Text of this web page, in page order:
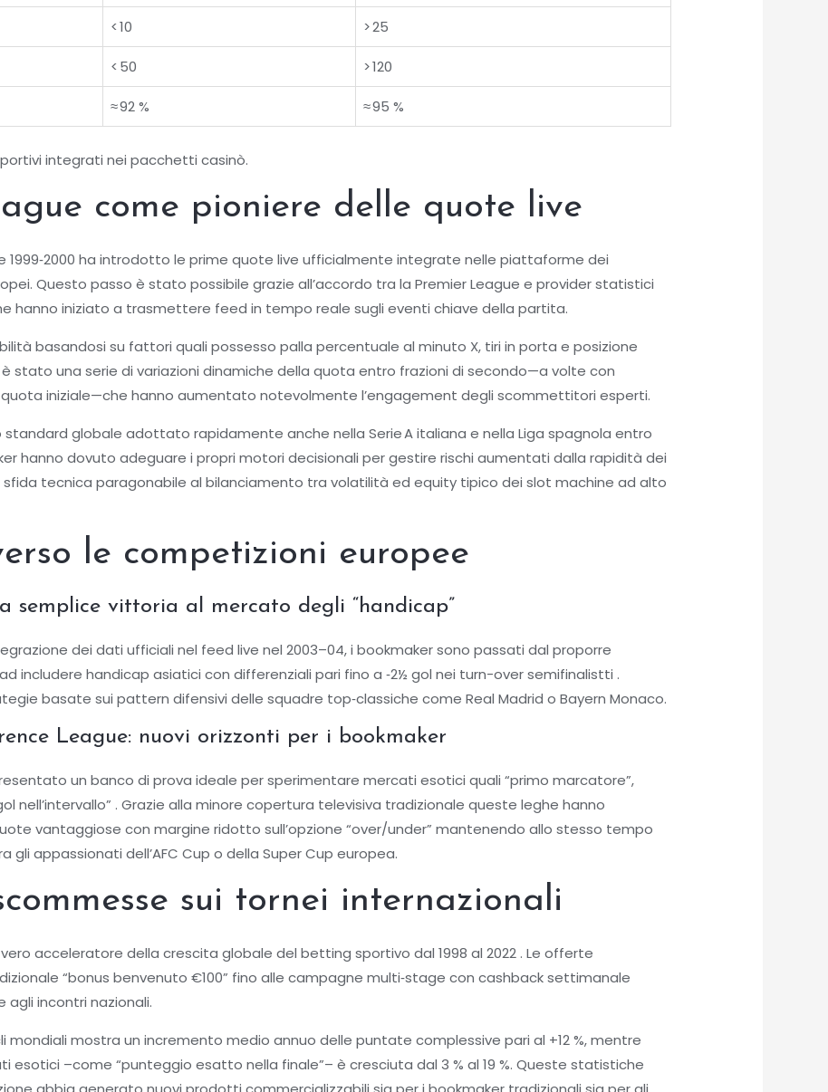
< 10 > 25
< 50 > 120
≈ 92 % ≈ 95 %
integrati nei pacchetti casinò.
come pioniere delle quote live
1999‑2000 ha introdotto le prime quote live ufficialmente integrate nelle piattaforme dei
Questo passo è stato possibile grazie all’accordo tra la Premier League e provider statistici
hanno iniziato a trasmettere feed in tempo reale sugli eventi chiave della partita.
basandosi su fattori quali possesso palla percentuale al minuto X, tiri in porta e posizione
stato una serie di variazioni dinamiche della quota entro frazioni di secondo—a volte con
iniziale—che hanno aumentato notevolmente l’engagement degli scommettitori esperti.
globale adottato rapidamente anche nella Serie A italiana e nella Liga spagnola entro
hanno dovuto adeguare i propri motori decisionali per gestire rischi aumentati dalla rapidità dei
tecnica paragonabile al bilanciamento tra volatilità ed equity tipico dei slot machine ad alto
le competizioni europee
semplice vittoria al mercato degli “handicap”
dei dati ufficiali nel feed live nel 2003–04, i bookmaker sono passati dal proporre
includere handicap asiatici con differenziali pari fino a ‑2½ gol nei turn-over semifinalist​ti .
basate sui pattern difensivi delle squadre top‑classiche come Real Madrid o Bayern Monaco.
League: nuovi orizzonti per i bookmaker
un banco di prova ideale per sperimentare mercati esotici quali “primo marcatore”,
nell’intervallo” . Grazie alla minore copertura televisiva tradizionale queste leghe hanno
vantaggiose con margine ridotto sull’opzione “over/under” mantenendo allo stesso tempo
appassionati dell’AFC Cup o della Super Cup europea.
sui tornei internazionali
acceleratore della crescita globale del betting sportivo dal 1998 al 2022 . Le offerte
“bonus benvenuto €100” fino alle campagne multi‑stage con cashback settimanale
agli incontri nazionali.
mostra un incremento medio annuo delle puntate complessive pari al +12 %, mentre
esotici –come “punteggio esatto nella finale”– è cresciuta dal 3 % al 19 %. Queste statistiche